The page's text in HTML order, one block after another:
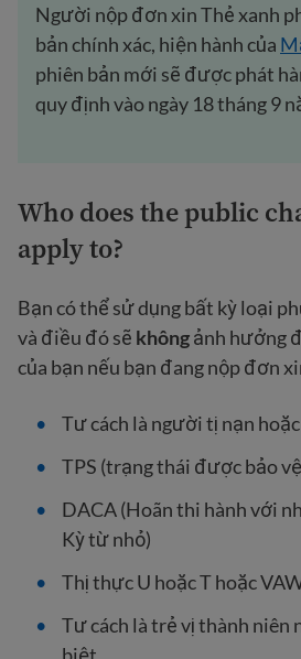
Người nộp đơn xin Thẻ xanh
bản chính xác, hiện hành của
phiên bản mới sẽ được phát
quy định vào ngày 18 tháng 9
Who does the public
apply to?
Bạn có thể sử dụng bất kỳ loại
và điều đó sẽ khôngảnh hưởng
của bạn nếu bạn đang nộp đơn
Tư cách là người tị nạn
TPS (trạng thái được bảo
DACA (Hoãn thi hành với
Kỳ từ nhỏ)
Thị thực U hoặc T hoặc
Tư cách là trẻ vị thành niên
biệt